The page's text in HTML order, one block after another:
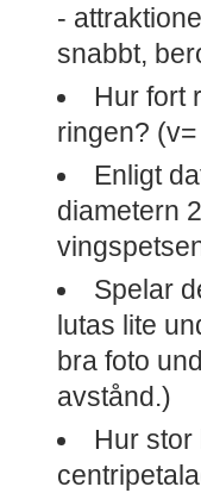
-
snabbt,
Hur fort
ringen?
Enligt
diametern
Spelar
lutas lite
bra foto
avstånd.)
Hur stor